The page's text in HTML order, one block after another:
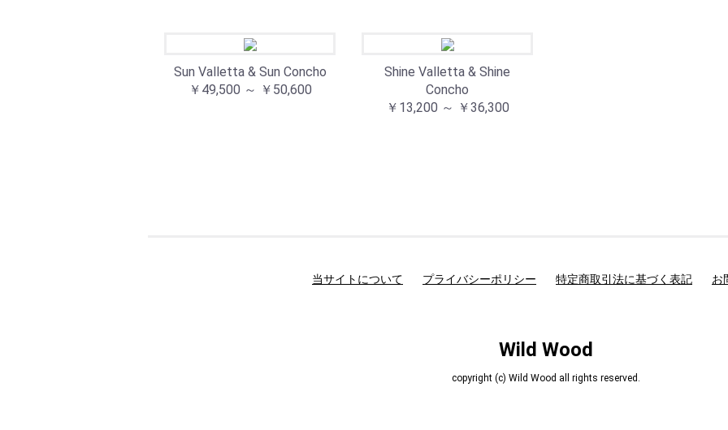
Sun Valletta & Sun Concho
￥49,500 ～ ￥50,600
Shine Valletta & Shine
Concho
￥13,200 ～ ￥36,300
当サイトについて プライバシーポリシー 特定商取引法に基づく表記 お
Wild Wood
copyright (c) Wild Wood all rights reserved.